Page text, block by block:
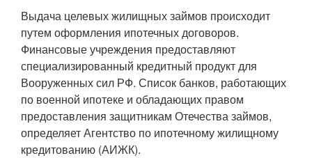
Выдача целевых жилищных займов происходит
путем оформления ипотечных договоров.
Финансовые учреждения предоставляют
специализированный кредитный продукт для
Вооруженных сил РФ. Список банков, работающих
по военной ипотеке и обладающих правом
предоставления защитникам Отечества займов,
определяет Агентство по ипотечному жилищному
кредитованию (АИЖК).